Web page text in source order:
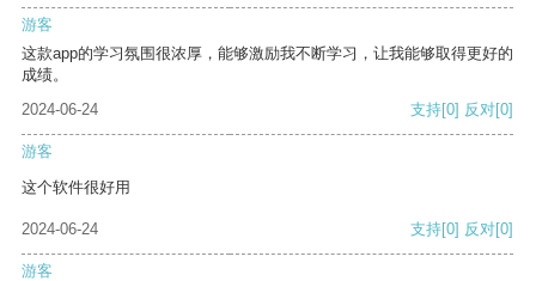
游客
这款app的学习氛围很浓厚，能够激励我不断学习，让我能够取得更好的
成绩。
2024-06-24
支持[0] 反对[0]
游客
这个软件很好用
2024-06-24 支持[0] 反对[0]
游客